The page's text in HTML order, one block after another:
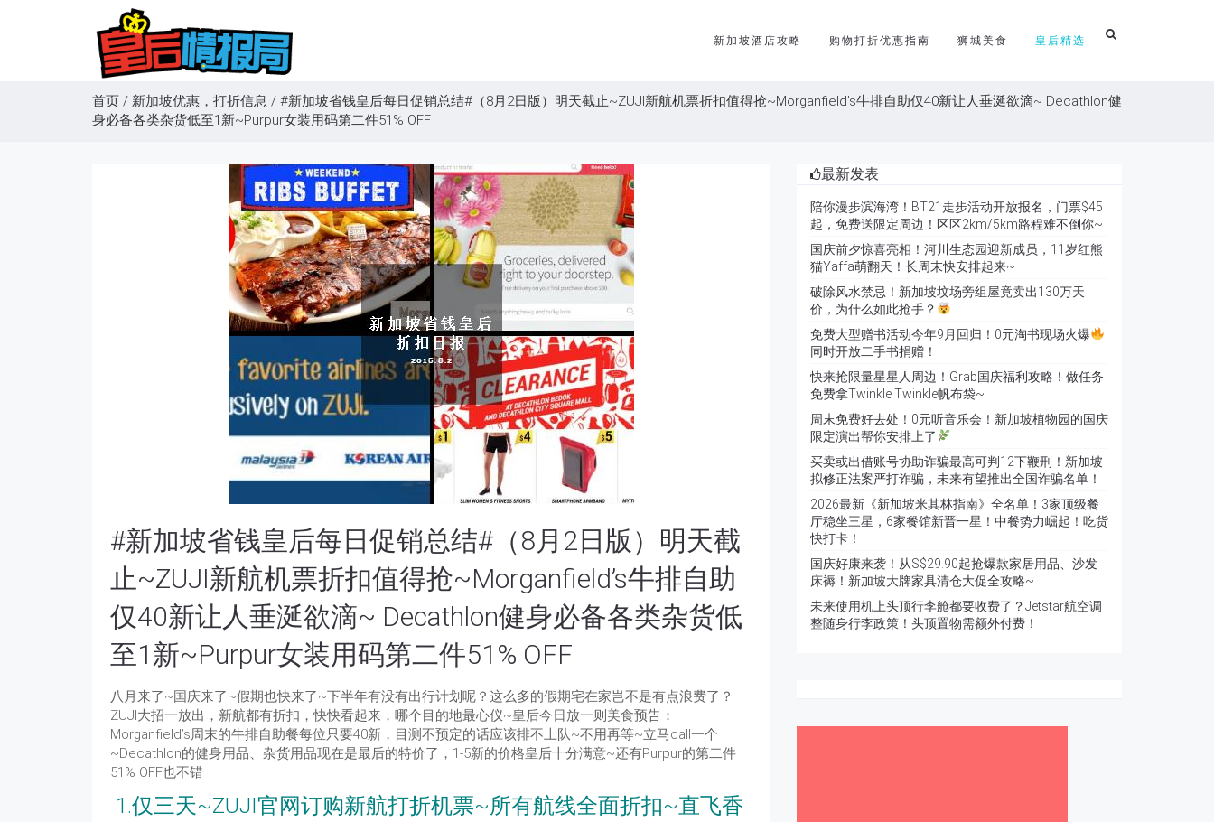
新加坡酒店攻略 购物打折优惠指南 狮城美食 皇后精选
首页 / 新加坡优惠，打折信息 / #新加坡省钱皇后每日促销总结#（8月2日版）明天截止~ZUJI新航机票折扣值得抢~Morganfield’s牛排自助仅40新让人垂涎欲滴~ Decathlon健
身必备各类杂货低至1新~Purpur女装用码第二件51% OFF
#新加坡省钱皇后每日促销总结#（8月2日版）明天截
止~ZUJI新航机票折扣值得抢~Morganfield’s牛排自助
仅40新让人垂涎欲滴~ Decathlon健身必备各类杂货低
至1新~Purpur女装用码第二件51% OFF
八月来了~国庆来了~假期也快来了~下半年有没有出行计划呢？这么多的假期宅在家岂不是有点浪费了？
ZUJI大招一放出，新航都有折扣，快快看起来，哪个目的地最心仪~皇后今日放一则美食预告：
Morganfield’s周末的牛排自助餐每位只要40新，目测不预定的话应该排不上队~不用再等~立马call一个
~Decathlon的健身用品、杂货用品现在是最后的特价了，1-5新的价格皇后十分满意~还有Purpur的第二件
51% OFF也不错
1.仅三天~ZUJI官网订购新航打折机票~所有航线全面折扣~直飞香
最新发表
陪你漫步滨海湾！BT21走步活动开放报名，门票$45
起，免费送限定周边！区区2km/5km路程难不倒你~
国庆前夕惊喜亮相！河川生态园迎新成员，11岁红熊
猫Yaffa萌翻天！长周末快安排起来~
破除风水禁忌！新加坡坟场旁组屋竟卖出130万天
价，为什么如此抢手？
免费大型赠书活动今年9月回归！0元淘书现场火爆
同时开放二手书捐赠！
快来抢限量星星人周边！Grab国庆福利攻略！做任务
免费拿Twinkle Twinkle帆布袋~
周末免费好去处！0元听音乐会！新加坡植物园的国庆
限定演出帮你安排上了
买卖或出借账号协助诈骗最高可判12下鞭刑！新加坡
拟修正法案严打诈骗，未来有望推出全国诈骗名单！
2026最新《新加坡米其林指南》全名单！3家顶级餐
厅稳坐三星，6家餐馆新晋一星！中餐势力崛起！吃货
快打卡！
国庆好康来袭！从S$29.90起抢爆款家居用品、沙发
床褥！新加坡大牌家具清仓大促全攻略~
未来使用机上头顶行李舱都要收费了？Jetstar航空调
整随身行李政策！头顶置物需额外付费！